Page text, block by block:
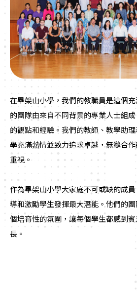
在畢架山小學，我們的教職員是這個
的團隊由來自不同背景的專業人士組
的觀點和經驗。我們的教師、教學助
學充滿熱情並致力追求卓越，無縫合
重視。
作為畢架山小學大家庭不可或缺的成
導和激勵學生發揮最大潛能。他們的
個培育性的氛圍，讓每個學生都感到
長。